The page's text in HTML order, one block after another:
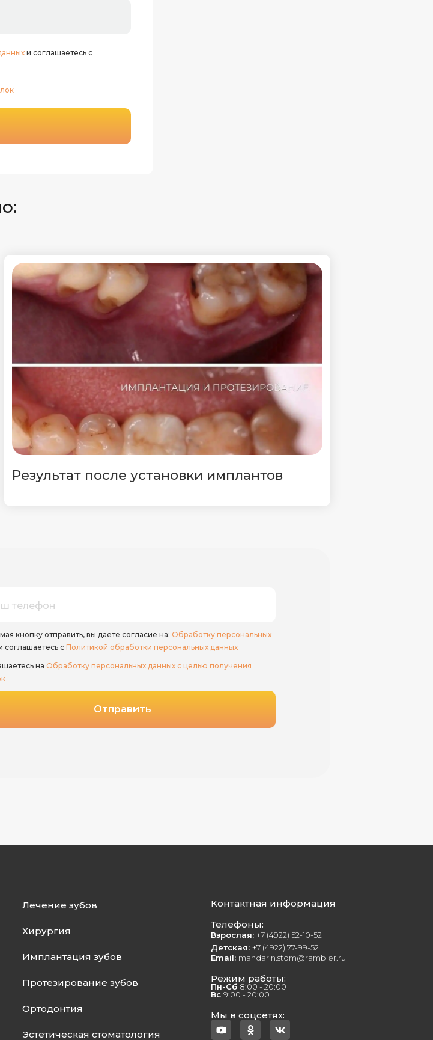
и соглашаетесь с
Результат после установки имплантов
кнопку отправить, вы даете согласие на: Обработку персональных
соглашаетесь с Политикой обработки персональных данных
на Обработку персональных данных с целью получения
Отправить
Лечение зубов
Хирургия
Имплантация зубов
Протезирование зубов
Ортодонтия
Эстетическая стоматология
Контактная информация
Телефоны:
Взрослая:+7 (4922) 52-10-52
Детская:+7 (4922) 77-99-52
Email: mandarin.stom@rambler.ru
Режим работы:
Пн-Сб 8:00 - 20:00
Вс9:00 - 20:00
Мы в соцсетях: